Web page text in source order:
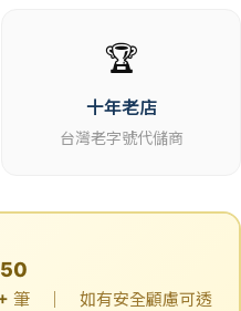
🏆
十年老店
台灣老字號代儲商
筆 ｜ 如有安全顧慮可透